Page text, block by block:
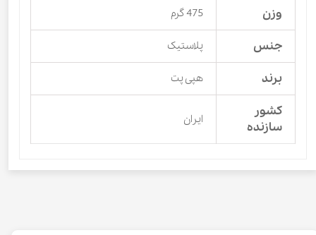
وزن 475 گرم
جنس پلاستیک
برند هپی پت
کشور
سازنده
ایران